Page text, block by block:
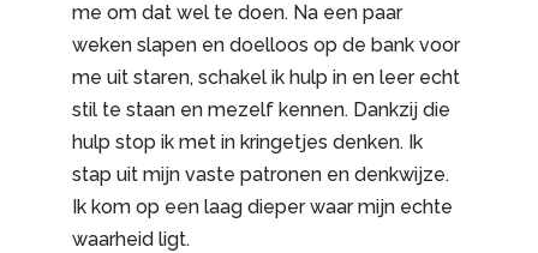
me om dat wel te doen. Na een paar
weken slapen en doelloos op de bank voor
me uit staren, schakel ik hulp in en leer echt
stil te staan en mezelf kennen. Dankzij die
hulp stop ik met in kringetjes denken. Ik
stap uit mijn vaste patronen en denkwijze.
Ik kom op een laag dieper waar mijn echte
waarheid ligt.